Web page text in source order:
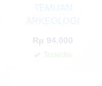
TEMUAN
ARKEOLOGI
Rp 94.000
Tersedia